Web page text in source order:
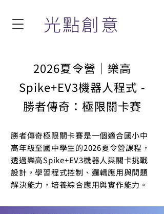
光點創意
2026夏令營｜樂高
Spike+EV3機器人程式 -
勝者傳奇：極限關卡賽
勝者傳奇極限關卡賽是一個適合國小中
高年級至國中學生的2026夏令營課程，
透過樂高Spike+EV3機器人與關卡挑戰
設計，學習程式控制、邏輯應用與問題
解決能力，培養綜合應用與實作能力。